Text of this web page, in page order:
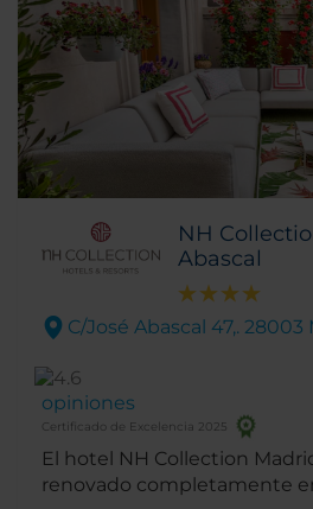
NH
Abascal
C/José Abascal 47,. 28003
opiniones
Certificado de Excelencia 2025
El hotel NH Collection
renovado completamente